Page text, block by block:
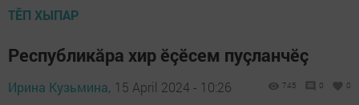
ТӖП ХЫПАР
Республикăра хир ӗçӗсем пуçланчӗç
Ирина Кузьмина, 15 April 2024 - 10:26 745 0 0